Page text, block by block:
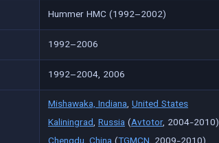
Hummer HMC (1992–2002)
1992–2006
1992–2004, 2006
Mishawaka, Indiana, United States
Kaliningrad, Russia(Avtotor, 2004-2010)